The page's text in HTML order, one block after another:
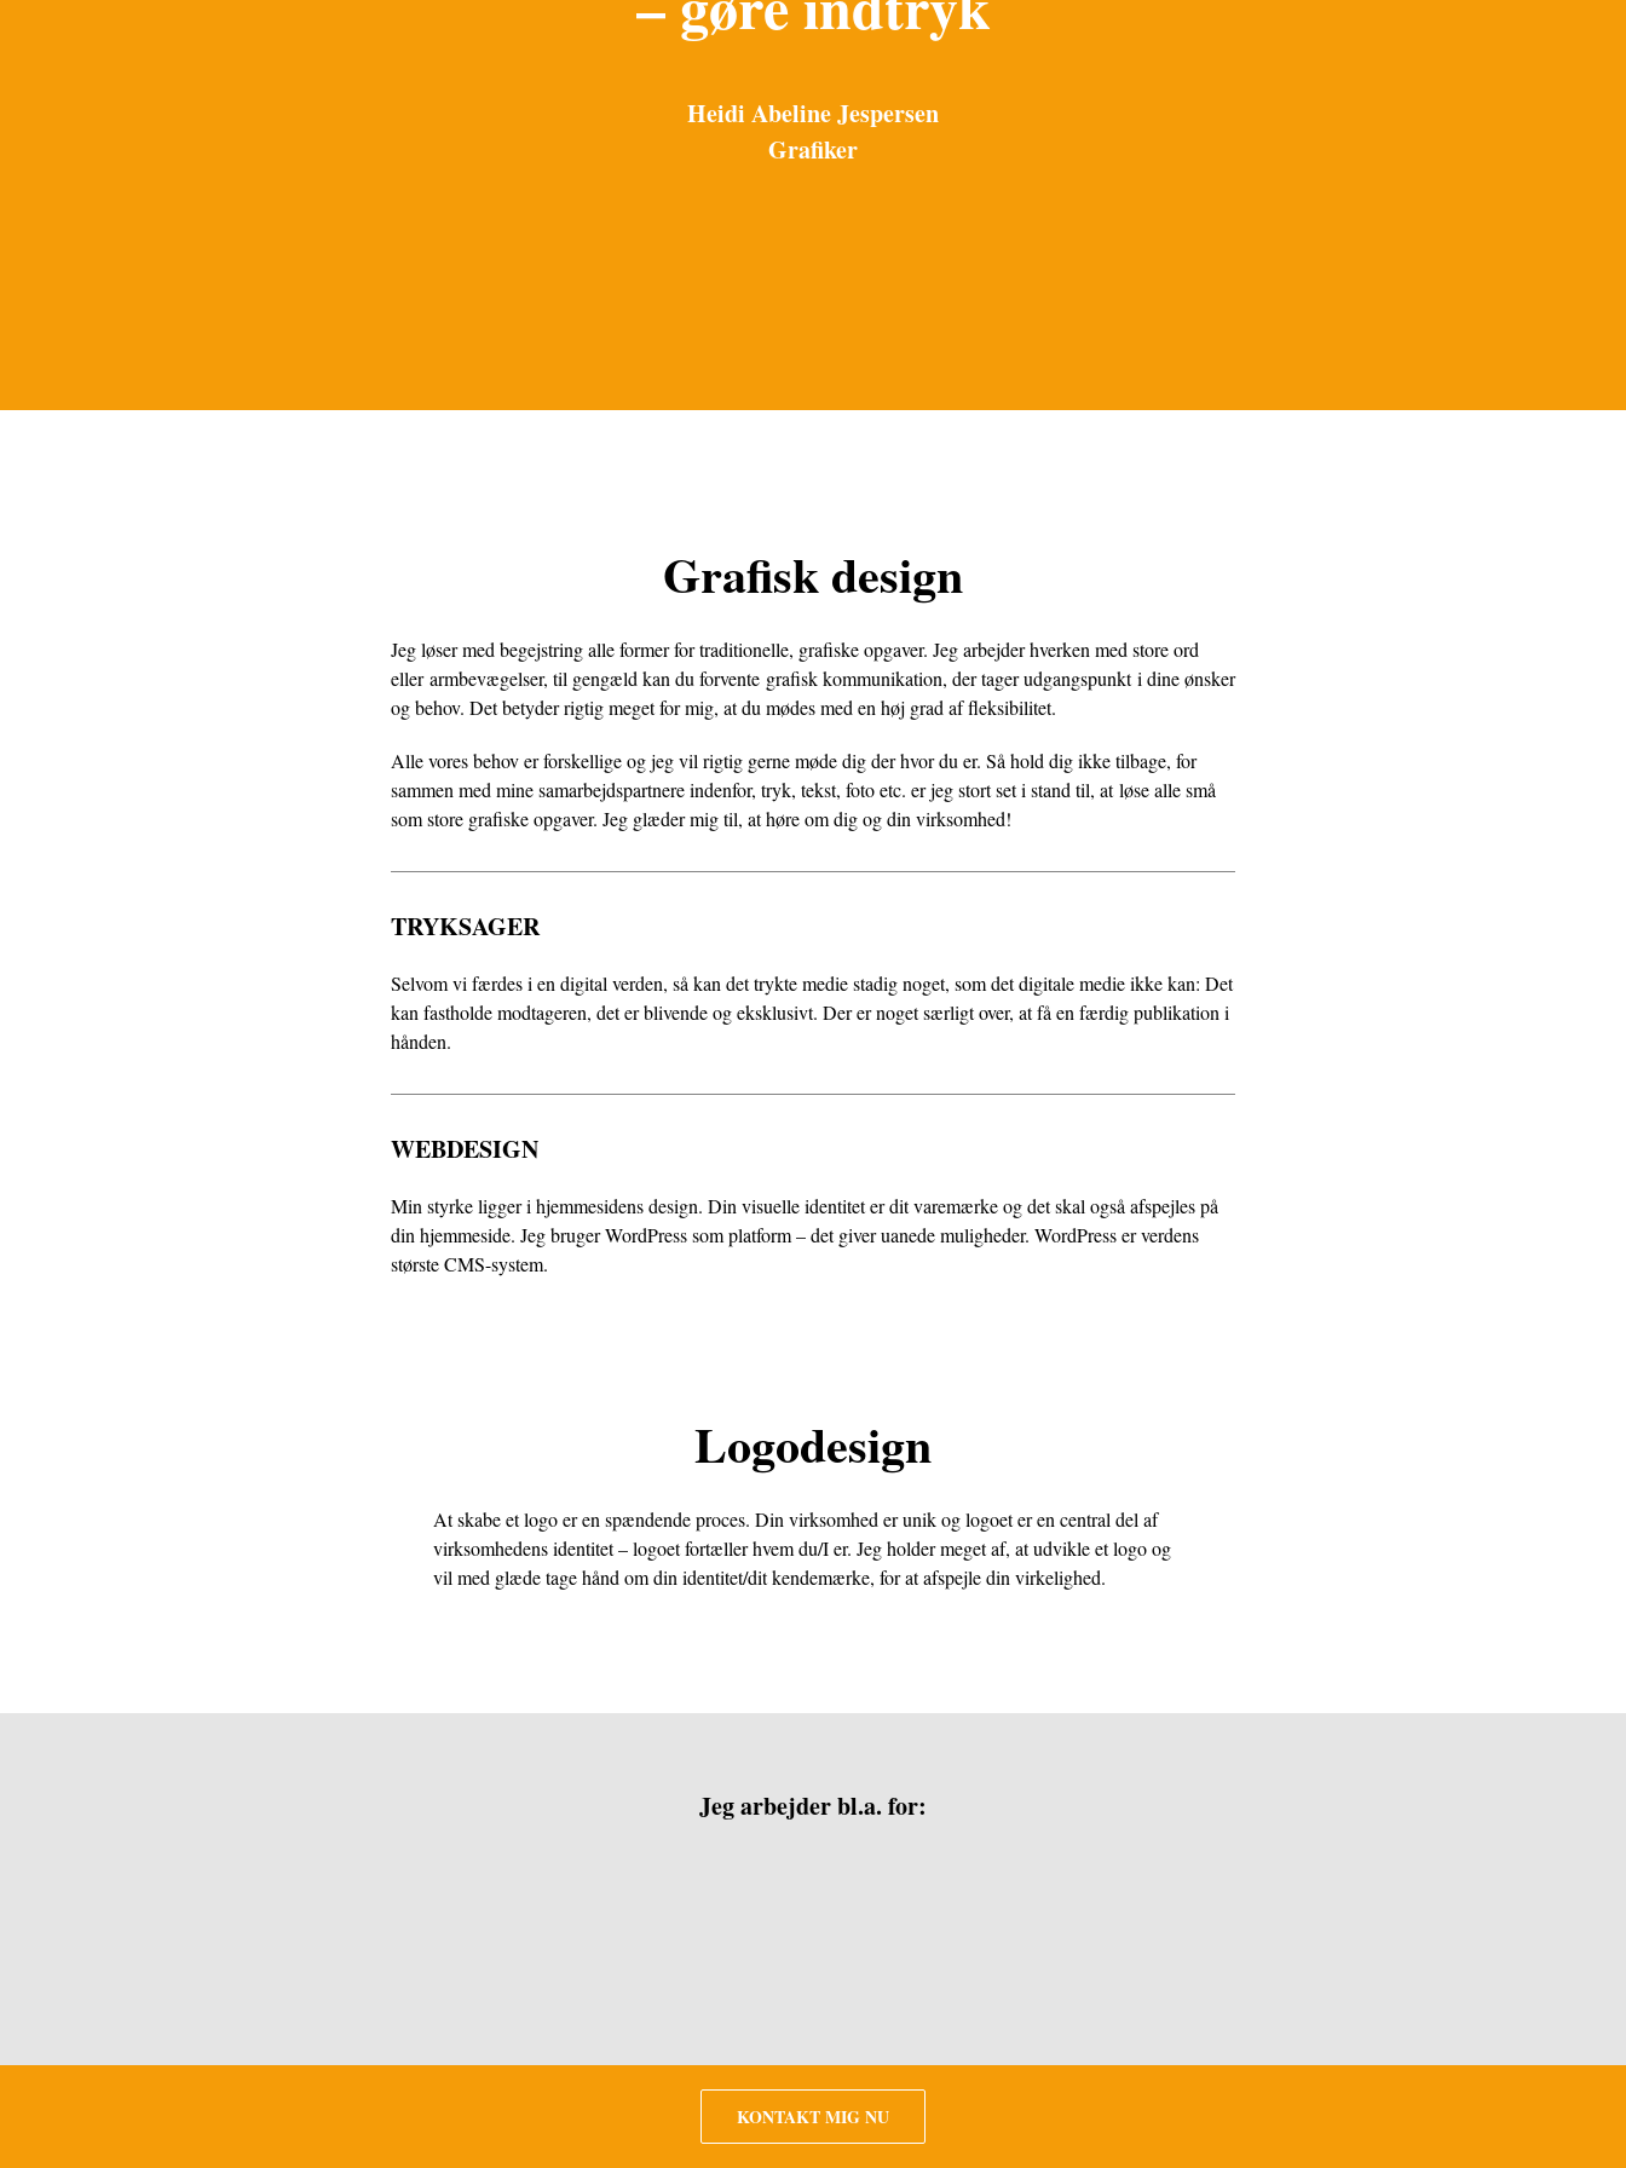
Heidi Abeline Jespersen
Grafiker
Grafisk design
Jeg løser med begejstring alle former for traditionelle, grafiske opgaver. Jeg arbejder hverken med store ord
eller armbevægelser, til gengæld kan du forvente grafisk kommunikation, der tager udgangspunkt i dine ønsker
og behov. Det betyder rigtig meget for mig, at du mødes med en høj grad af fleksibilitet.
Alle vores behov er forskellige og jeg vil rigtig gerne møde dig der hvor du er. Så hold dig ikke tilbage, for
sammen med mine samarbejdspartnere indenfor, tryk, tekst, foto etc. er jeg stort set i stand til, at løse alle små
som store grafiske opgaver. Jeg glæder mig til, at høre om dig og din virksomhed!
TRYKSAGER
Selvom vi færdes i en digital verden, så kan det trykte medie stadig noget, som det digitale medie ikke kan: Det
kan fastholde modtageren, det er blivende og eksklusivt. Der er noget særligt over, at få en færdig publikation i
hånden.
WEBDESIGN
Min styrke ligger i hjemmesidens design. Din visuelle identitet er dit varemærke og det skal også afspejles på
din hjemmeside. Jeg bruger WordPress som platform – det giver uanede muligheder. WordPress er verdens
største CMS-system.
Logodesign
At skabe et logo er en spændende proces. Din virksomhed er unik og logoet er en central del af
virksomhedens identitet – logoet fortæller hvem du/I er. Jeg holder meget af, at udvikle et logo og
vil med glæde tage hånd om din identitet/dit kendemærke, for at afspejle din virkelighed.
Jeg arbejder bl.a. for:
KONTAKT MIG NU